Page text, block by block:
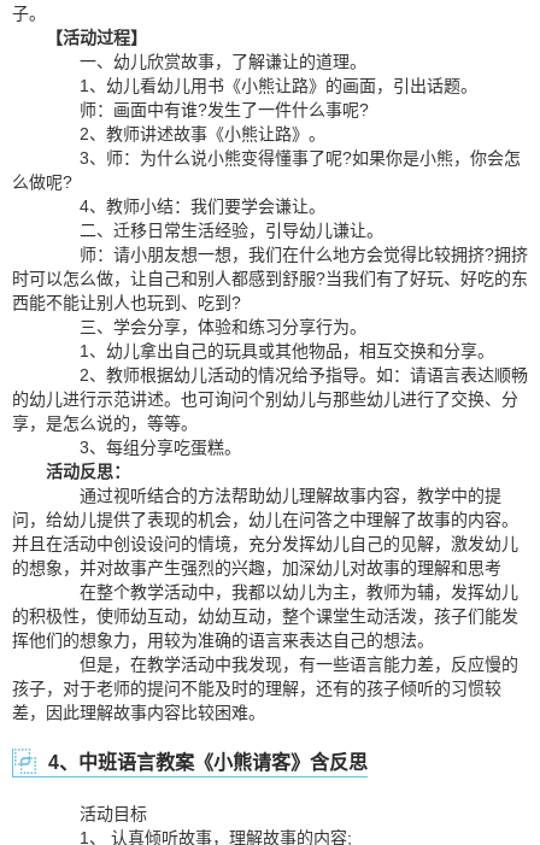
子。
【活动过程】
一、幼儿欣赏故事，了解谦让的道理。
1、幼儿看幼儿用书《小熊让路》的画面，引出话题。
师：画面中有谁?发生了一件什么事呢?
2、教师讲述故事《小熊让路》。
3、师：为什么说小熊变得懂事了呢?如果你是小熊，你会怎
么做呢?
4、教师小结：我们要学会谦让。
二、迁移日常生活经验，引导幼儿谦让。
师：请小朋友想一想，我们在什么地方会觉得比较拥挤?拥挤
时可以怎么做，让自己和别人都感到舒服?当我们有了好玩、好吃的东
西能不能让别人也玩到、吃到?
三、学会分享，体验和练习分享行为。
1、幼儿拿出自己的玩具或其他物品，相互交换和分享。
2、教师根据幼儿活动的情况给予指导。如：请语言表达顺畅
的幼儿进行示范讲述。也可询问个别幼儿与那些幼儿进行了交换、分
享，是怎么说的，等等。
3、每组分享吃蛋糕。
活动反思：
通过视听结合的方法帮助幼儿理解故事内容，教学中的提
问，给幼儿提供了表现的机会，幼儿在问答之中理解了故事的内容。
并且在活动中创设设问的情境，充分发挥幼儿自己的见解，激发幼儿
的想象，并对故事产生强烈的兴趣，加深幼儿对故事的理解和思考
在整个教学活动中，我都以幼儿为主，教师为辅，发挥幼儿
的积极性，使师幼互动，幼幼互动，整个课堂生动活泼，孩子们能发
挥他们的想象力，用较为准确的语言来表达自己的想法。
但是，在教学活动中我发现，有一些语言能力差，反应慢的
孩子，对于老师的提问不能及时的理解，还有的孩子倾听的习惯较
差，因此理解故事内容比较困难。
4、中班语言教案《小熊请客》含反思
活动目标
1、 认真倾听故事，理解故事的内容;